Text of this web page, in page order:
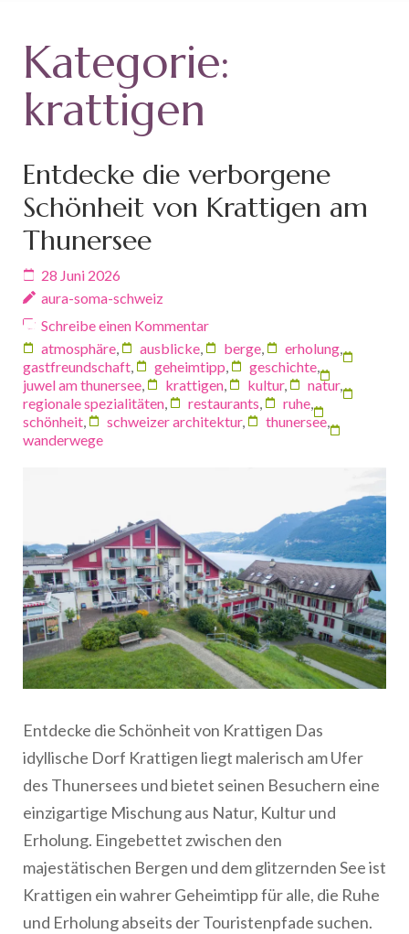
Kategorie:
krattigen
Entdecke die verborgene
Schönheit von Krattigen am
Thunersee
28 Juni 2026
aura-soma-schweiz
Schreibe einen Kommentar
atmosphäre
ausblicke berge erholung
gastfreundschaft
geheimtipp geschichte
juwel am thunersee
krattigen kultur, natur,
regionale spezialitäten
restaurants ruhe
schönheit
schweizer architektur, thunersee
wanderwege
Entdecke die Schönheit von Krattigen Das
idyllische Dorf Krattigen liegt malerisch am Ufer
des Thunersees und bietet seinen Besuchern eine
einzigartige Mischung aus Natur, Kultur und
Erholung. Eingebettet zwischen den
majestätischen Bergen und dem glitzernden See ist
Krattigen ein wahrer Geheimtipp für alle, die Ruhe
und Erholung abseits der Touristenpfade suchen.